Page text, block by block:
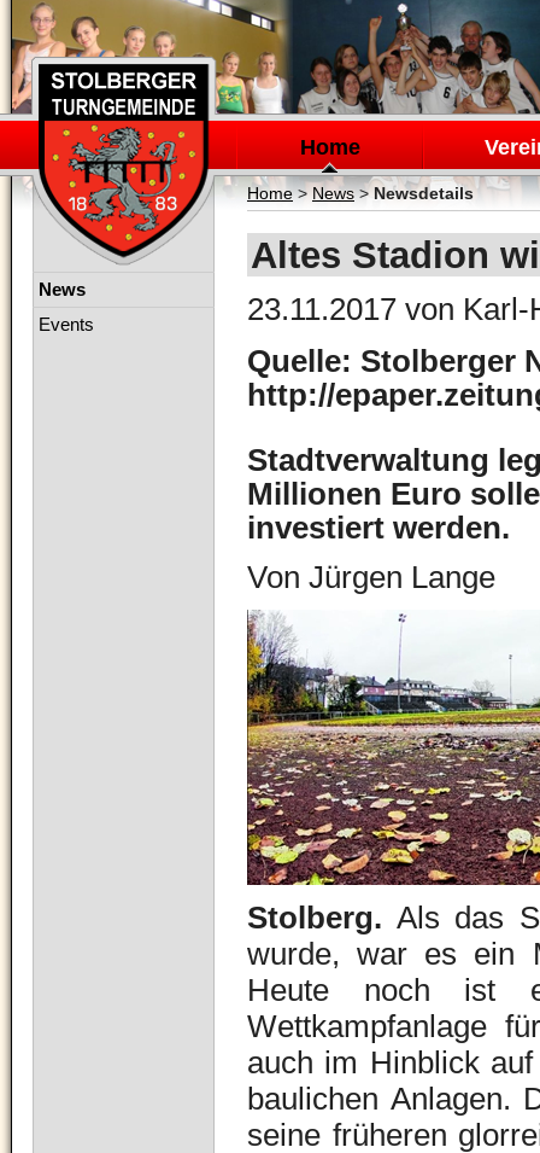
Navigation
überspringen
Home
Home> News>Newsdetails
Altes Stadion
23.11.2017 von Karl-
Quelle: Stolberger
http://
Stadtverwaltung
Millionen Euro
investiert werden.
Von Jürgen Lange
Stolberg. Als das
wurde, war es ein
Heute noch ist
Wettkampfanlage
auch im Hinblick
baulichen Anlagen.
seine früheren
Navigation
News
Events